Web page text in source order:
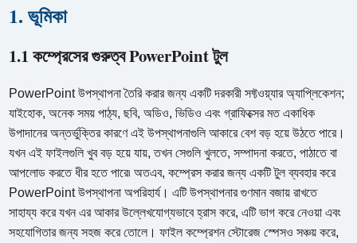
1. ভূমিকা
1.1 কম্প্রেসের গুরুত্ব PowerPoint টুল
PowerPoint উপস্থাপনা তৈরি করার জন্য একটি দরকারী সফ্টওয়্যার অ্যাপ্লিকেশন;
যাইহোক, অনেক সময় পাঠ্য, ছবি, অডিও, ভিডিও এবং গ্রাফিক্সের মত একাধিক
উপাদানের অন্তর্ভুক্তির কারণে এই উপস্থাপনাগুলি আকারে বেশ বড় হয়ে উঠতে পারে।
যখন এই ফাইলগুলি খুব বড় হয়ে যায়, তখন সেগুলি খুলতে, সম্পাদনা করতে, পাঠাতে বা
আপলোড করতে ধীর হতে পারে৷ অতএব, কম্প্রেস করার জন্য একটি টুল ব্যবহার করে
PowerPoint উপস্থাপনা অপরিহার্য। এটি উপস্থাপনার গুণমান বজায় রাখতে
সাহায্য করে যখন এর আকার উল্লেখযোগ্যভাবে হ্রাস করে, এটি ভাগ করে নেওয়া এবং
সহযোগিতার জন্য সহজ করে তোলে। ফাইল কম্প্রেশন স্টোরেজ স্পেসও সঞ্চয় করে,